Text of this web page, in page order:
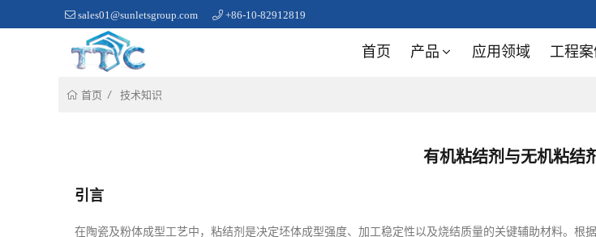
sales01@sunletsgroup.com +86-10-82912819
首页 产品 应用领域 工程案
首页 技术知识
有机粘结剂与无机粘结
引言
在陶瓷及粉体成型工艺中，粘结剂是决定坯体成型强度、加工稳定性以及烧结质量的关键辅助材料。